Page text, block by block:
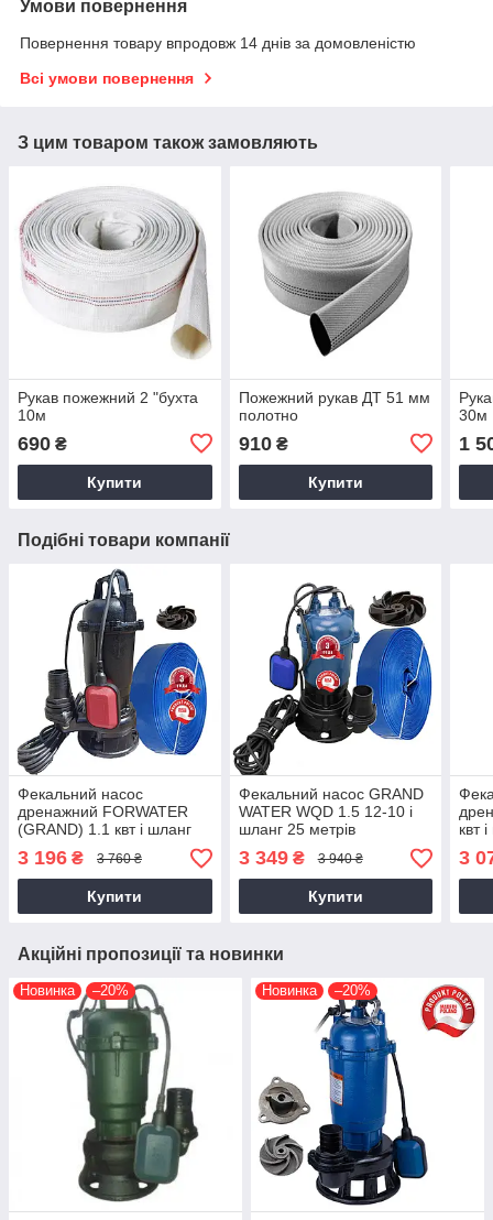
Умови повернення
Повернення товару впродовж 14 днів за домовленістю
Всі умови повернення
З цим товаром також замовляють
Рукав пожежний 2 "бухта
10м
690 ₴
Купити
Пожежний рукав ДТ 51 мм
полотно
910₴
Купити
30м
1
Подібні товари компанії
Фекальний насос
дренажний FORWATER
(GRAND) 1.1 квт і шланг
25 метрів (комплект)
гарантія 3 роки
3 196 ₴ 3 760 ₴
Купити
Фекальний насос GRAND
WATER WQD 1.5 12-10 і
шланг 25 метрів
(комплект) гарантія 3 роки
3 349₴ 3 940 ₴
Купити
квт
3
3
Акційні пропозиції та новинки
Новинка –20% Новинка –20%